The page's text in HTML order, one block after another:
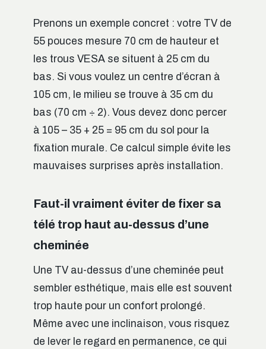
Prenons un exemple concret : votre TV de
55 pouces mesure 70 cm de hauteur et
les trous VESA se situent à 25 cm du
bas. Si vous voulez un centre d’écran à
105 cm, le milieu se trouve à 35 cm du
bas (70 cm ÷ 2). Vous devez donc percer
à 105 – 35 + 25 = 95 cm du sol pour la
fixation murale. Ce calcul simple évite les
mauvaises surprises après installation.
Faut-il vraiment éviter de fixer sa
télé trop haut au-dessus d’une
cheminée
Une TV au-dessus d’une cheminée peut
sembler esthétique, mais elle est souvent
trop haute pour un confort prolongé.
Même avec une inclinaison, vous risquez
de lever le regard en permanence, ce qui